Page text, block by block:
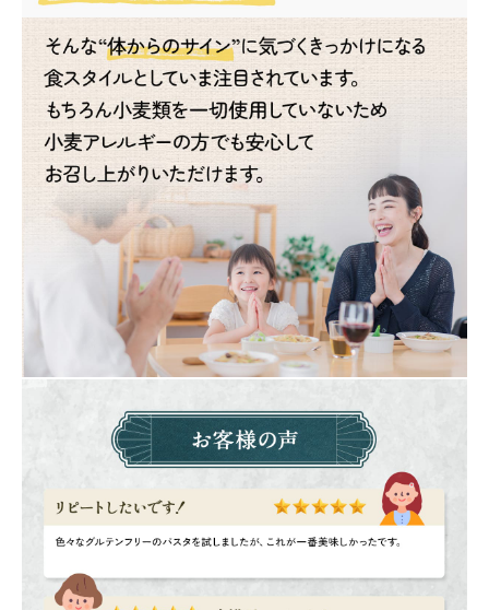
注文終了後の変更・キャンセルはお受けできません。
(必
冷凍・冷蔵・ワインとは同梱できません。
領収書・納品書等は一切同封しておりません。領収書は購入履歴
から印刷してご利用ください。
カートに入れる